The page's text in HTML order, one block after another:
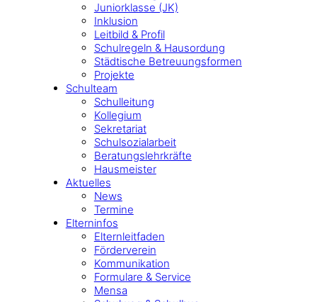
Juniorklasse (JK)
Inklusion
Leitbild & Profil
Schulregeln & Hausordung
Städtische Betreuungsformen
Projekte
Schulteam
Schulleitung
Kollegium
Sekretariat
Schulsozialarbeit
Beratungslehrkräfte
Hausmeister
Aktuelles
News
Termine
Elterninfos
Elternleitfaden
Förderverein
Kommunikation
Formulare & Service
Mensa